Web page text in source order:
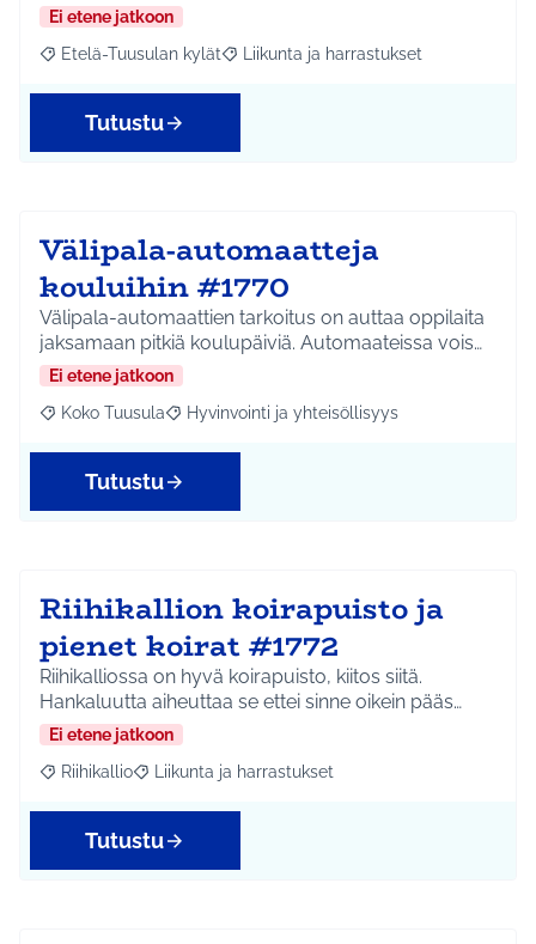
Ei etene jatkoon
Rajaa tulokset aihepiirin mukaan: Etelä-Tuusulan kylät
Etelä-Tuusulan kylät Rajaa tulokset teeman mukaan:
Liikunta ja harrastukset
Tutustu
Välipala-automaatteja
kouluihin #1770
Välipala-automaattien tarkoitus on auttaa oppilaita
jaksamaan pitkiä koulupäiviä. Automaateissa vois…
Ei etene jatkoon
Rajaa tulokset aihepiirin mukaan: Koko Tuusula
Koko Tuusula Rajaa tulokset teeman mukaan: Hyvinvointi ja
Hyvinvointi ja yhteisöllisyys
Tutustu
Riihikallion koirapuisto ja
pienet koirat #1772
Riihikalliossa on hyvä koirapuisto, kiitos siitä.
Hankaluutta aiheuttaa se ettei sinne oikein pääs…
Ei etene jatkoon
Rajaa tulokset aihepiirin mukaan: Riihikallio
Riihikallio Rajaa tulokset teeman mukaan: Liikunta ja
Liikunta ja harrastukset
Tutustu